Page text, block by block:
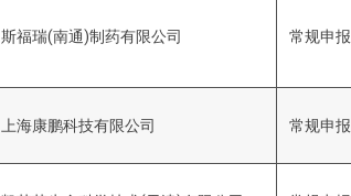
斯福瑞(南通)制药有限公司 常规申报
上海康鹏科技有限公司 常规申报